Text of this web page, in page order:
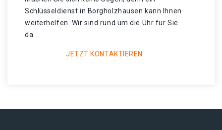
Schlüsseldienst in Borgholzhausen kann Ihnen
weiterhelfen. Wir sind rund um die Uhr für Sie
da.
JETZT KONTAKTIEREN